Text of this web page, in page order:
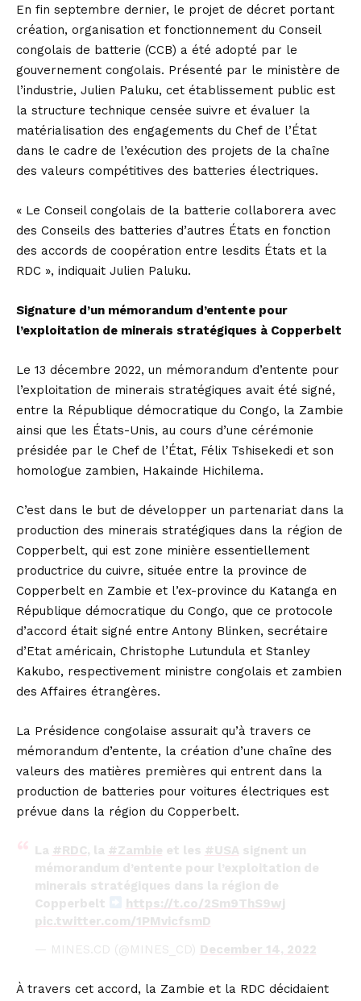
En fin septembre dernier, le projet de décret portant
création, organisation et fonctionnement du Conseil
congolais de batterie (CCB) a été adopté par le
gouvernement congolais. Présenté par le ministère de
l’industrie, Julien Paluku, cet établissement public est
la structure technique censée suivre et évaluer la
matérialisation des engagements du Chef de l’État
dans le cadre de l’exécution des projets de la chaîne
des valeurs compétitives des batteries électriques.
« Le Conseil congolais de la batterie collaborera avec
des Conseils des batteries d’autres États en fonction
des accords de coopération entre lesdits États et la
RDC », indiquait Julien Paluku.
Signature d’un mémorandum d’entente pour
l’exploitation de minerais stratégiques à Copperbelt
Le 13 décembre 2022, un mémorandum d’entente pour
l’exploitation de minerais stratégiques avait été signé,
entre la République démocratique du Congo, la Zambie
ainsi que les États-Unis, au cours d’une cérémonie
présidée par le Chef de l’État, Félix Tshisekedi et son
homologue zambien, Hakainde Hichilema.
C’est dans le but de développer un partenariat dans la
production des minerais stratégiques dans la région de
Copperbelt, qui est zone minière essentiellement
productrice du cuivre, située entre la province de
Copperbelt en Zambie et l’ex-province du Katanga en
République démocratique du Congo, que ce protocole
d’accord était signé entre Antony Blinken, secrétaire
d’Etat américain, Christophe Lutundula et Stanley
Kakubo, respectivement ministre congolais et zambien
des Affaires étrangères.
La Présidence congolaise assurait qu’à travers ce
mémorandum d’entente, la création d’une chaîne des
valeurs des matières premières qui entrent dans la
production de batteries pour voitures électriques est
prévue dans la région du Copperbelt.
La #RDC, la #Zambie et les #USA signent un
mémorandum d’entente pour l’exploitation de
minerais stratégiques dans la région de
Copperbelt
https://t.co/2Sm9ThS9wj
pic.twitter.com/1PMvicfsmD
— MINES.CD (@MINES_CD) December 14, 2022
À travers cet accord, la Zambie et la RDC décidaient